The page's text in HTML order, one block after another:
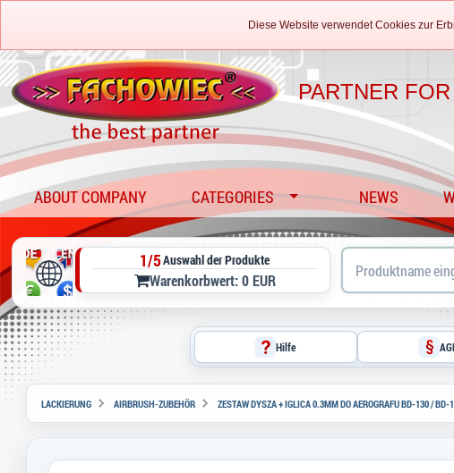
Diese Website verwendet Cookies zur
PARTNER
ABOUT COMPANY CATEGORIES NEWS
1/5Auswahl der Produkte
Warenkorbwert: 0 EUR
Hilfe
LACKIERUNG AIRBRUSH-ZUBEHÖR ZESTAW DYSZA + IGLICA 0.3MM DO AEROGRAFU BD-130 /